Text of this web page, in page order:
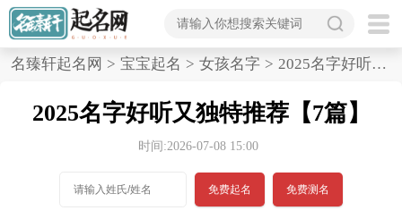
首
名臻轩起名网 > 宝宝起名 > 女孩名字 > 2025名字好听又独特推荐,7篇
2025名字好听又独特推荐【7篇】
时间:2026-07-08 15:00
免费起名 免费测名